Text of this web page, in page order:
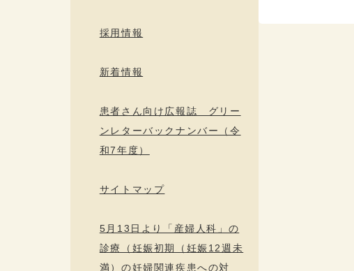
採用情報
新着情報
患者さん向け広報誌 グリー
ンレターバックナンバー（令
和7年度）
サイトマップ
5月13日より「産婦人科」の
診療（妊娠初期（妊娠12週未
満）の妊婦関連疾患への対